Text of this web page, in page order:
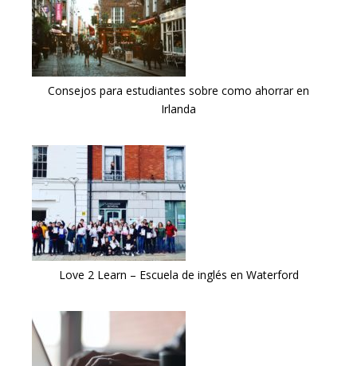
Consejos para estudiantes sobre como ahorrar en
Irlanda
Love 2 Learn – Escuela de inglés en Waterford